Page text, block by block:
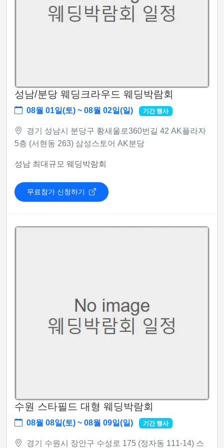
성남/분당 웨딩크라우드 웨딩박람회
08월 01일(토) ~ 08월 02일(일) 기간 행사
경기 성남시 분당구 황새울로360번길 42 AK플라자
5층 (서현동 263) 삼성스토어 AK분당
성남 최대규모 웨딩박람회
무료참가 신청하기
수원 스타필드 대형 웨딩박람회
08월 08일(토) ~ 08월 09일(일) 기간 행사
경기 수원시 장안구 수성로 175 (정자동 111-14) 스